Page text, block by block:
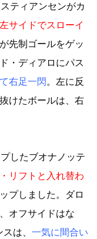
ティアンセンがカ
左サイドでスローイ
が先制ゴールをゲッ
・ディアロにパス
右足一閃 。左に反
けたボールは、右
したブオナノッテ
リフトと入れ替わ
プしました。ダロ
オフサイドはな
は、 一気に間合い